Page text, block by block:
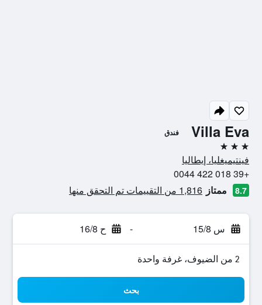
Villa Eva فندق
3 نجوم
فينتيميغليا، إيطاليا
+39 018 422 0044
8.7 ممتاز 1,816 من التقييمات تم التحقق منها
س 15/8 - ح 16/8
2 من الضيوف، غرفة واحدة
بحث